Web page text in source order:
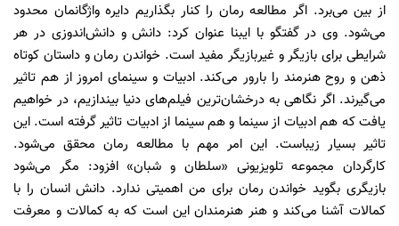
از بین می‌برد. اگر مطالعه رمان را کنار بگذاریم دایره واژگانمان محدود
می‌شود. وی در گفتگو با ایبنا عنوان کرد: دانش و دانش‌اندوزی در هر
شرایطی برای بازیگر و غیربازیگر مفید است. خواندن رمان و داستان کوتاه
ذهن و روح هنرمند را بارور می‌کند. ادبیات و سینمای امروز از هم تاثیر
می‌گیرند. اگر نگاهی به درخشان‌ترین فیلم‌های دنیا بیندازیم، در خواهیم
یافت که هم ادبیات از سینما و هم سینما از ادبیات تاثیر گرفته است. این
تاثیر بسیار زیباست. این امر مهم با مطالعه رمان محقق می‌شود.
کارگردان مجموعه تلویزیونی «سلطان و شبان» افزود: مگر می‌شود
بازیگری بگوید خواندن رمان برای من اهمیتی ندارد. دانش انسان را با
کمالات آشنا می‌کند و هنر هنرمندان این است که به کمالات و معرفت